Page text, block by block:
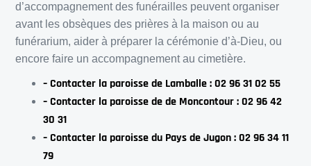
d’accompagnement des funérailles peuvent organiser
avant les obsèques des prières à la maison ou au
funérarium, aider à préparer la cérémonie d’à-Dieu, ou
encore faire un accompagnement au cimetière.
– Contacter la paroisse de Lamballe : 02 96 31 02 55
– Contacter la paroisse de de Moncontour : 02 96 42
30 31
– Contacter la paroisse du Pays de Jugon : 02 96 34 11
79